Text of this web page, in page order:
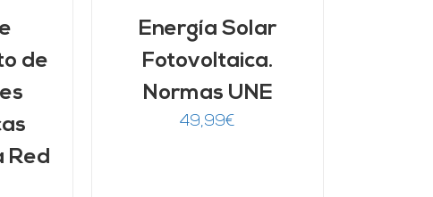
de
Red
Energía Solar
Fotovoltaica.
Normas UNE
49,99€